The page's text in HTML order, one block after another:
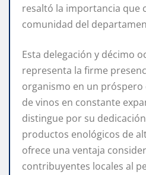
resaltó la importancia que
comunidad del
Esta delegación y décimo
representa la firme
organismo en un
de vinos en constante
distingue por su
productos enológicos de
ofrece una ventaja
contribuyentes locales al